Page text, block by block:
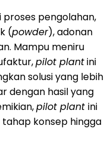
proses pengolahan,
(powder), adonan
Mampu meniru
pilot plantini
solusi yang lebih
dengan hasil yang
pilot plant ini
konsep hingga